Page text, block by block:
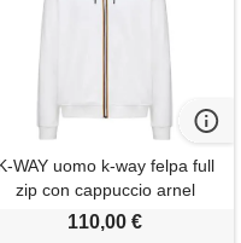
WAY uomo k-way felpa full
zip con cappuccio arnel
110,00 €